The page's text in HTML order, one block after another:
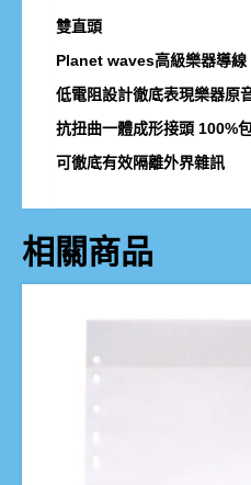
雙直頭
Planet waves高級樂器導線
低電阻設計徹底表現樂器原
抗扭曲一體成形接頭 100%
可徹底有效隔離外界雜訊
相關商品